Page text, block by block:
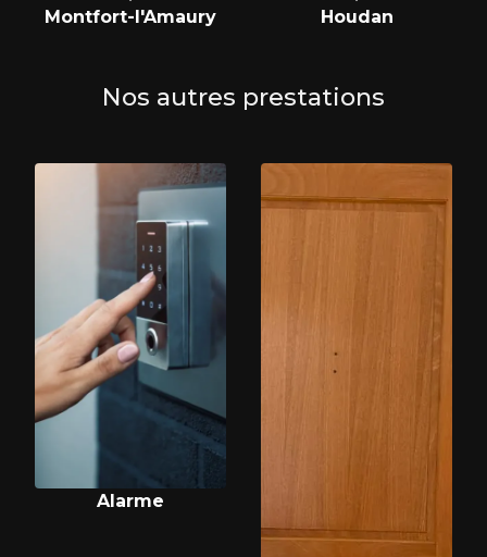
Montfort-l'Amaury Houdan
Nos autres prestations
Alarme